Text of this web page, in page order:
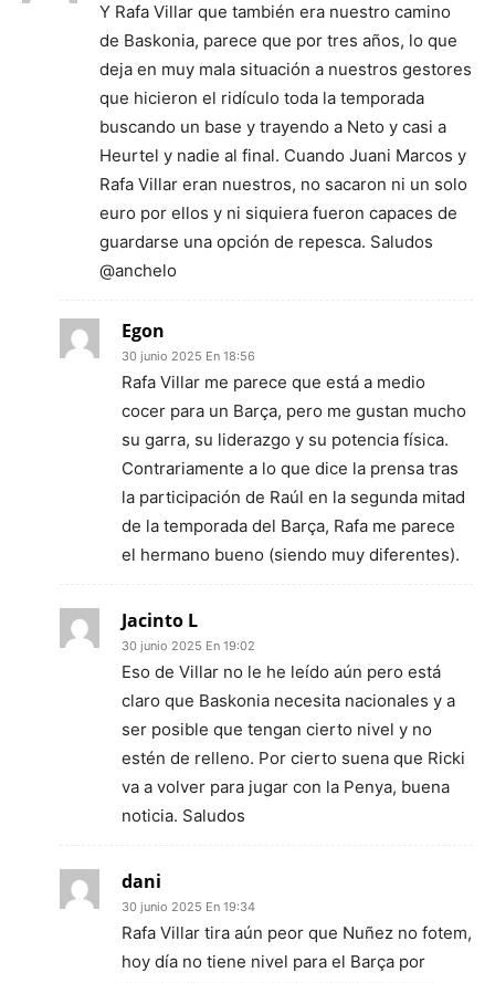
Y Rafa Villar que también era nuestro camino
de Baskonia, parece que por tres años, lo que
deja en muy mala situación a nuestros gestores
que hicieron el ridículo toda la temporada
buscando un base y trayendo a Neto y casi a
Heurtel y nadie al final. Cuando Juani Marcos y
Rafa Villar eran nuestros, no sacaron ni un solo
euro por ellos y ni siquiera fueron capaces de
guardarse una opción de repesca. Saludos
@anchelo
Egon
30 junio 2025 En 18:56
Rafa Villar me parece que está a medio
cocer para un Barça, pero me gustan mucho
su garra, su liderazgo y su potencia física.
Contrariamente a lo que dice la prensa tras
la participación de Raúl en la segunda mitad
de la temporada del Barça, Rafa me parece
el hermano bueno (siendo muy diferentes).
Jacinto L
30 junio 2025 En 19:02
Eso de Villar no le he leído aún pero está
claro que Baskonia necesita nacionales y a
ser posible que tengan cierto nivel y no
estén de relleno. Por cierto suena que Ricki
va a volver para jugar con la Penya, buena
noticia. Saludos
dani
30 junio 2025 En 19:34
Rafa Villar tira aún peor que Nuñez no fotem,
hoy día no tiene nivel para el Barça por